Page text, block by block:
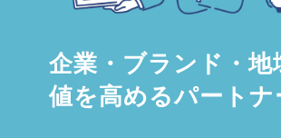
企業・ブランド・地
値を高めるパートナ